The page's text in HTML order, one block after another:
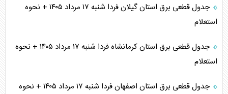
جدول قطعی برق استان گیلان فردا شنبه ۱۷ مرداد ۱۴۰۵ + نحوه
استعلام
جدول قطعی برق استان کرمانشاه فردا شنبه ۱۷ مرداد ۱۴۰۵ + نحوه
استعلام
جدول قطعی برق استان اصفهان فردا شنبه ۱۷ مرداد ۱۴۰۵ + نحوه